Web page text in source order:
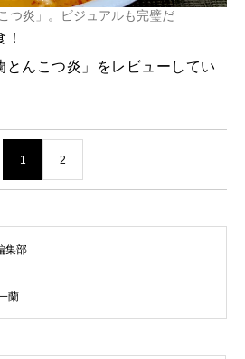
つ炎」。ビジュアルも完璧だ
とんこつ炎」をレビューしてい
1 2
集部
蘭